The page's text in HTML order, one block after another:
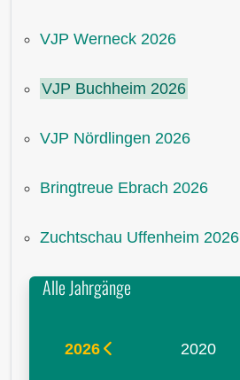
VJP Werneck 2026
VJP Buchheim 2026
VJP Nördlingen 2026
Bringtreue Ebrach 2026
Zuchtschau Uffenheim 2026
Alle Jahrgänge
2026 2020